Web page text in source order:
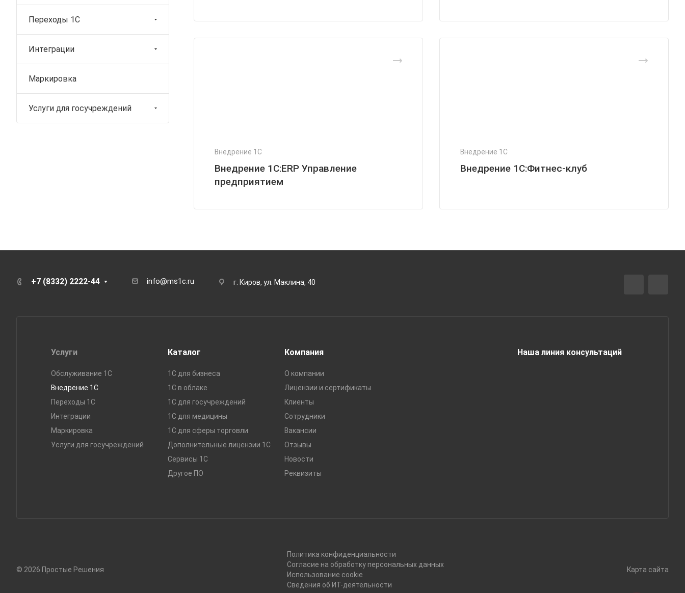
Внедрение 1С
Внедрение 1С:ERP Управление
предприятием
Внедрение 1С
Внедрение 1С:Фитнес-клуб
Переходы 1С
Интеграции
Маркировка
Услуги для госучреждений
+7 (8332) 2222-44 info@ms1c.ru г. Киров, ул. Маклина, 40
Услуги
Обслуживание 1С
Внедрение 1С
Переходы 1С
Интеграции
Маркировка
Услуги для госучреждений
Каталог
1С для бизнеса
1C в облаке
1С для госучреждений
1С для медицины
1С для сферы торговли
Дополнительные лицензии 1С
Сервисы 1С
Другое ПО
Компания
О компании
Лицензии и сертификаты
Клиенты
Сотрудники
Вакансии
Отзывы
Новости
Реквизиты
Наша линия консультаций
© 2026 Простые Решения
Политика конфиденциальности
Согласие на обработку персональных данных
Использование cookie
Сведения об ИТ-деятельности
Карта сайта